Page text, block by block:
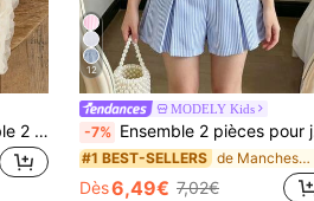
SHEIN Elladie kids Ensemble 2 pièces blouse à manches courtes avec appliqué floral et jupe, style coréen de mode jardin des filles, mignon et doux pour l'été
12
MODELY Kids
-7% Ensemble 2 pièces pour jeune fille, composé d'un t-shirt sans manches à volants et d'un short plissé à imprimé rayé, pour l'été
#1 BEST-SELLERS de Manches à volants Ensembles de t-shirts pour je
Dès6,49€ 7,02€